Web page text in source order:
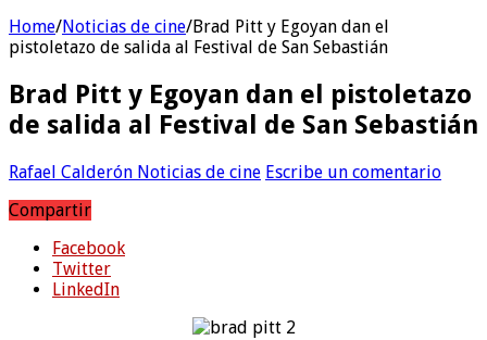
Home/Noticias de cine/Brad Pitt y Egoyan dan el
pistoletazo de salida al Festival de San Sebastián
Brad Pitt y Egoyan dan el pistoletazo
de salida al Festival de San Sebastián
Rafael Calderón Noticias de cine Escribe un comentario
Compartir
Facebook
Twitter
LinkedIn